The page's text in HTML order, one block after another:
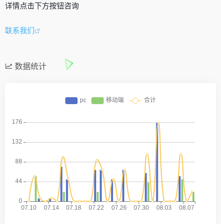
详情点击下方按钮咨询
联系我们
数据统计